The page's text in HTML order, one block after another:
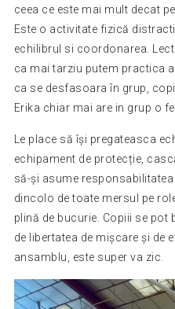
ceea ce este mai mult decat
Este o activitate fizică
echilibrul si coordonarea.
ca mai tarziu putem practica
ca se desfasoara în grup,
Erika chiar mai are in grup o
Le place să își pregateasca
echipament de protecție,
să-și asume
dincolo de toate mersul pe
plină de bucurie. Copiii se pot
de libertatea de mișcare și de
ansamblu, este super va zic.